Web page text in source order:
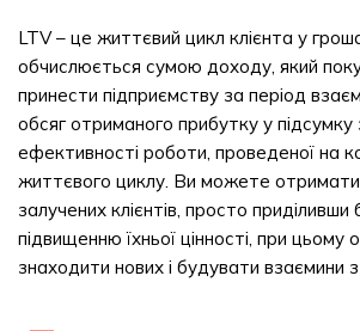
LTV – це життєвий цикл клієнта у
обчислюється сумою доходу, який
принести підприємству за період
обсяг отриманого прибутку у підсумку
ефективності роботи, проведеної на
життєвого циклу. Ви можете отримати
залучених клієнтів, просто приділивши
підвищенню їхньої цінності, при цьому
знаходити нових і будувати взаємини